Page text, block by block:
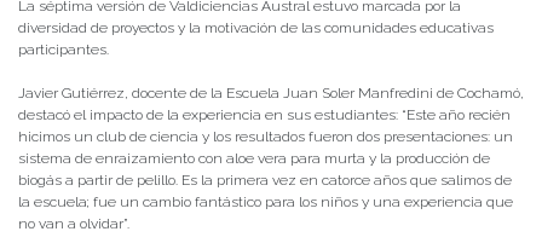
La séptima versión de Valdiciencias Austral estuvo marcada por la
diversidad de proyectos y la motivación de las comunidades educativas
participantes.
Javier Gutiérrez, docente de la Escuela Juan Soler Manfredini de Cochamó,
destacó el impacto de la experiencia en sus estudiantes: “Este año recién
hicimos un club de ciencia y los resultados fueron dos presentaciones: un
sistema de enraizamiento con aloe vera para murta y la producción de
biogás a partir de pelillo. Es la primera vez en catorce años que salimos de
la escuela; fue un cambio fantástico para los niños y una experiencia que
no van a olvidar”.